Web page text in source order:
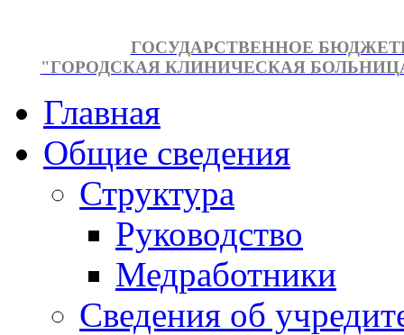
ГОСУДАРСТВЕННОЕ
"ГОРОДСКАЯ КЛИНИЧЕСКАЯ
Главная
Общие сведения
Структура
Руководство
Медработники
Сведения об